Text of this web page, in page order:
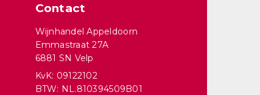
Contact
Wijnhandel Appeldoorn
Emmastraat 27A
6881 SN Velp
KvK: 09122102
BTW: NL.810394509B01